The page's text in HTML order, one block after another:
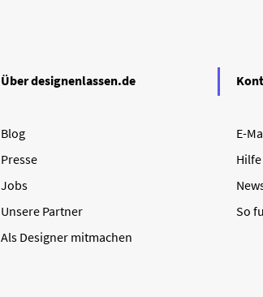
Über designenlassen.de
Blog
Presse
Jobs
Unsere Partner
Als Designer mitmachen
E-
Hilfe
So